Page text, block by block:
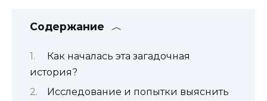
Содержание
Как началась эта загадочная
история?
Исследование и попытки выяснить